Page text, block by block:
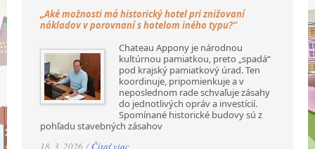
„Aké možnosti má historický hotel pri znižovaní
nákladov v porovnaní s hotelom iného typu?“
Chateau Appony je národnou
kultúrnou pamiatkou, preto „spadá“
pod krajský pamiatkový úrad. Ten
koordinuje, pripomienkuje a v
neposlednom rade schvaľuje zásahy
do jednotlivých opráv a investícií.
Spomínané historické budovy sú z
pohľadu stavebných zásahov
18. 3. 2026 / Čítať viac